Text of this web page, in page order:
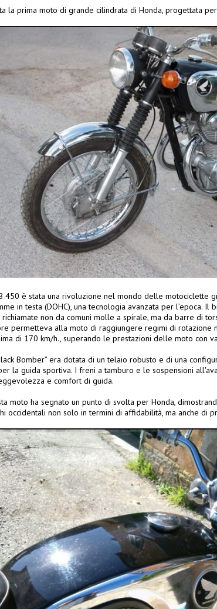
la prima moto di grande cilindrata di Honda, progettata
450 è stata una rivoluzione nel mondo delle
in testa (DOHC), una tecnologia avanzata per l’epoca.
richiamate non da comuni molle a spirale, ma da barre di
permetteva alla moto di raggiungere regimi di rotazione
di 170 km/h., superando le prestazioni delle moto con
Bomber” era dotata di un telaio robusto e di una
la guida sportiva. I freni a tamburo e le sospensioni
e comfort di guida.
moto ha segnato un punto di svolta per Honda,
occidentali non solo in termini di affidabilità, ma anche di